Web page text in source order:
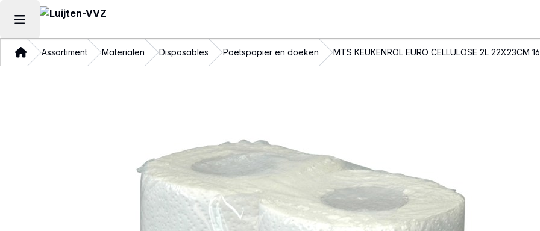
Hoofdmenu openen
ThuisAssortiment Materialen Disposables Poetspapier en doeken MTS KEUKENROL EURO CELLULOSE 2L 22X23CM